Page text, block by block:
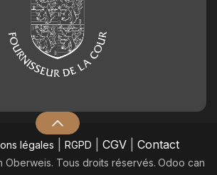
légales RGPD CGV| Contact
Oberweis. Tous droits réservés. ​Odoo can